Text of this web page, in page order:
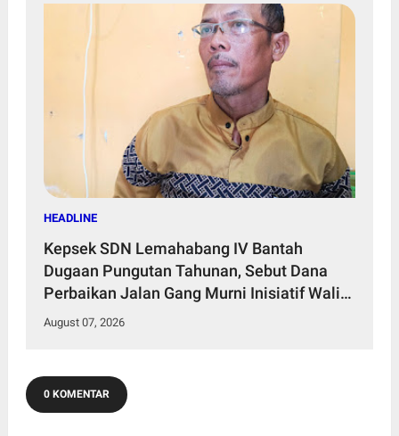
HEADLINE
Kepsek SDN Lemahabang IV Bantah
Dugaan Pungutan Tahunan, Sebut Dana
Perbaikan Jalan Gang Murni Inisiatif Wali
Murid
August 07, 2026
0 KOMENTAR